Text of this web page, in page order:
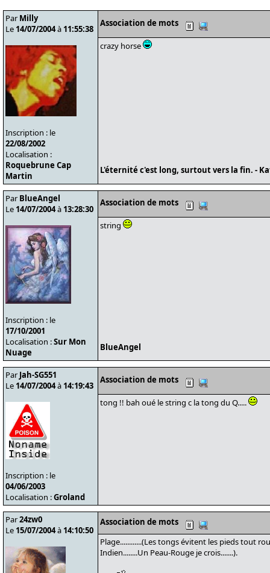
Par Milly
Le 14/07/2004à 11:55:38
Inscription : le
22/08/2002
Localisation :
Roquebrune Cap
Martin
Association de mots
crazy horse
L'éternité c'est long, surtout vers la fin. -
Par BlueAngel
Le 14/07/2004à 13:28:30
Inscription : le
17/10/2001
Localisation :Sur Mon
Nuage
Association de mots
string
BlueAngel
Par Jah-SG551
Le 14/07/2004à 14:19:43
Inscription : le
04/06/2003
Localisation :Groland
Association de mots
tong !! bah oué le string c la tong du Q.....
Par24zw0
Le 15/07/2004à 14:10:50
Association de mots
Plage............(Les tongs évitent les pieds tout
Indien........Un Peau-Rouge je crois.......).